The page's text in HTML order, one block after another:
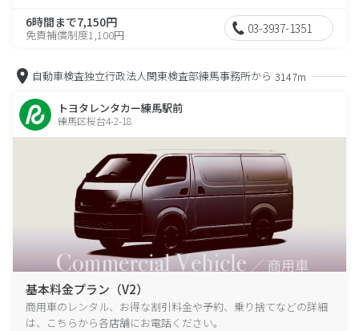
6時間まで7,150円
免責補償制度1,100円 03-3937-1351
自動車検査独立行政法人関東検査部練馬事務所から 3147m
トヨタレンタカー練馬駅前
練馬区桜台4-2-18
基本料金プラン（V2）
商用車のレンタル、お得な割引料金や予約、乗り捨てなどの詳細
は、こちらから各店舗にお電話ください。